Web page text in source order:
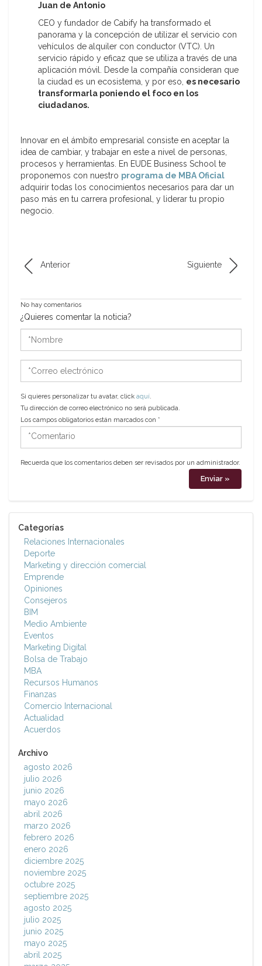
Juan de Antonio
CEO y fundador de Cabify ha transformado el
panorama y la concepción de utilizar el servicio con
vehículos de alquiler con conductor (VTC). Un
servicio rápido y eficaz que se utiliza a través de una
aplicación móvil. Desde la compañía consideran que
la ciudad es un ecosistema, y por eso, es necesario
transformarla poniendo el foco en los
ciudadanos.
Innovar en el ámbito empresarial consiste en aceptar la
idea de cambiar, y trabajar en este a nivel de personas,
procesos y herramientas. En EUDE Business School te
proponemos con nuestro programa de MBA Oficial
adquirir todas los conocimientos necesarios para dar un
paso más en tu carrera profesional, y liderar tu propio
negocio.
Anterior Siguiente
No hay comentarios
¿Quieres comentar la noticia?
*Nombre
*Correo
electrónico
Si quieres personalizar tu avatar, click aquí.
Tu dirección de correo electrónico no será publicada.
Los campos obligatorios están marcados con *
*Comentario
Recuerda que los comentarios deben ser revisados por un administrador.
Categorías
Relaciones Internacionales
Deporte
Marketing y dirección comercial
Emprende
Opiniones
Consejeros
BIM
Medio Ambiente
Eventos
Marketing Digital
Bolsa de Trabajo
MBA
Recursos Humanos
Finanzas
Comercio Internacional
Actualidad
Acuerdos
Archivo
agosto 2026
julio 2026
junio 2026
mayo 2026
abril 2026
marzo 2026
febrero 2026
enero 2026
diciembre 2025
noviembre 2025
octubre 2025
septiembre 2025
agosto 2025
julio 2025
junio 2025
mayo 2025
abril 2025